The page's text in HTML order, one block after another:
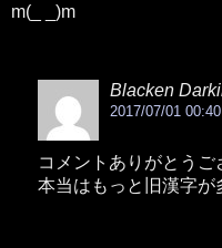
m(_ _)m
Blacken
2017/07/01 00:40
コメントありがとうご
本当はもっと旧漢字が